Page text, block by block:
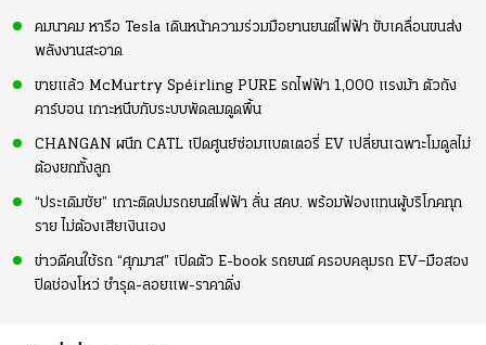
คมนาคม หารือ Tesla เดินหน้าความร่วมมือยานยนต์ไฟฟ้า ขับเคลื่อนขนส่ง
พลังงานสะอาด
ขายแล้ว McMurtry Spéirling PURE รถไฟฟ้า 1,000 แรงม้า ตัวถัง
คาร์บอน เกาะหนึบกับระบบพัดลมดูดพื้น
CHANGAN ผนึก CATL เปิดศูนย์ซ่อมแบตเตอรี่ EV เปลี่ยนเฉพาะโมดูลไม่
ต้องยกทั้งลูก
“ประเดิมชัย” เกาะติดปมรถยนต์ไฟฟ้า ลั่น สคบ. พร้อมฟ้องแทนผู้บริโภคทุก
ราย ไม่ต้องเสียเงินเอง
ข่าวดีคนใช้รถ “ศุภมาส” เปิดตัว E-book รถยนต์ ครอบคลุมรถ EV–มือสอง
ปิดช่องโหว่ ชำรุด-ลอยแพ-ราคาดิ่ง